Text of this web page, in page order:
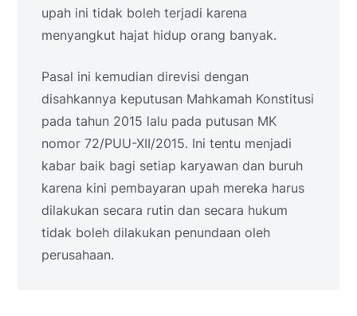
upah ini tidak boleh terjadi karena
menyangkut hajat hidup orang banyak.
Pasal ini kemudian direvisi dengan
disahkannya keputusan Mahkamah Konstitusi
pada tahun 2015 lalu pada putusan MK
nomor 72/PUU-XII/2015. Ini tentu menjadi
kabar baik bagi setiap karyawan dan buruh
karena kini pembayaran upah mereka harus
dilakukan secara rutin dan secara hukum
tidak boleh dilakukan penundaan oleh
perusahaan.